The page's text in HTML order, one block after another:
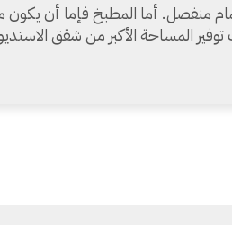
منفصل. أما المطبخ فإما أن
المساحة الأكبر من شقق